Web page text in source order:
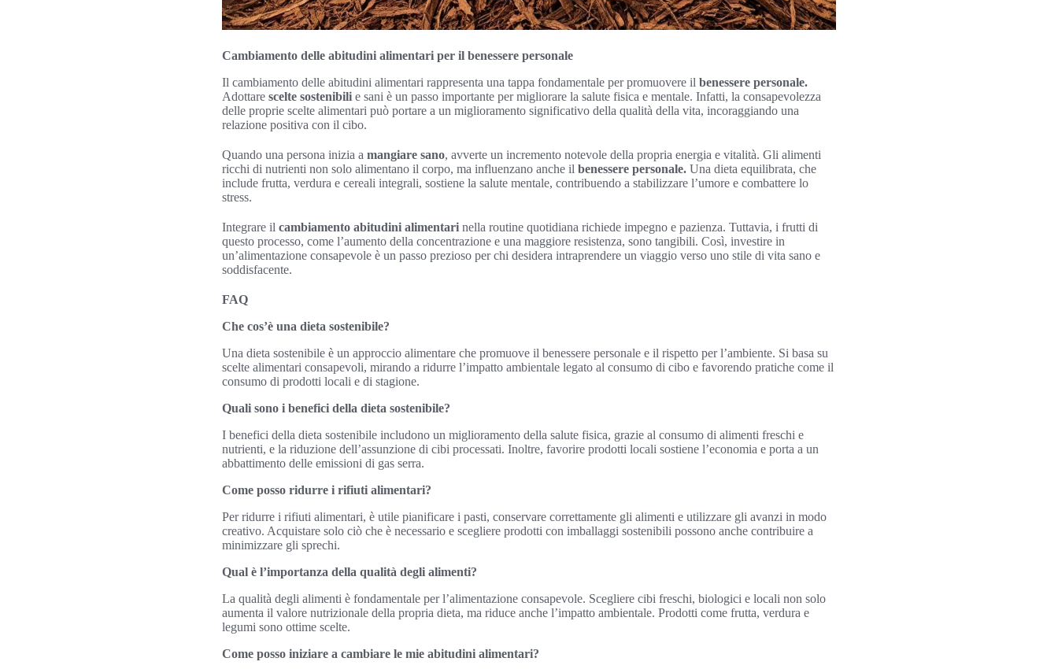
Cambiamento delle abitudini alimentari per il benessere personale
Il cambiamento delle abitudini alimentari rappresenta una tappa fondamentale per promuovere il benessere personale.
Adottare scelte sostenibili e sani è un passo importante per migliorare la salute fisica e mentale. Infatti, la consapevolezza
delle proprie scelte alimentari può portare a un miglioramento significativo della qualità della vita, incoraggiando una
relazione positiva con il cibo.
Quando una persona inizia a mangiare sano, avverte un incremento notevole della propria energia e vitalità. Gli alimenti
ricchi di nutrienti non solo alimentano il corpo, ma influenzano anche il benessere personale. Una dieta equilibrata, che
include frutta, verdura e cereali integrali, sostiene la salute mentale, contribuendo a stabilizzare l’umore e combattere lo
stress.
Integrare il cambiamento abitudini alimentari nella routine quotidiana richiede impegno e pazienza. Tuttavia, i frutti di
questo processo, come l’aumento della concentrazione e una maggiore resistenza, sono tangibili. Così, investire in
un’alimentazione consapevole è un passo prezioso per chi desidera intraprendere un viaggio verso uno stile di vita sano e
soddisfacente.
FAQ
Che cos’è una dieta sostenibile?
Una dieta sostenibile è un approccio alimentare che promuove il benessere personale e il rispetto per l’ambiente. Si basa su
scelte alimentari consapevoli, mirando a ridurre l’impatto ambientale legato al consumo di cibo e favorendo pratiche come il
consumo di prodotti locali e di stagione.
Quali sono i benefici della dieta sostenibile?
I benefici della dieta sostenibile includono un miglioramento della salute fisica, grazie al consumo di alimenti freschi e
nutrienti, e la riduzione dell’assunzione di cibi processati. Inoltre, favorire prodotti locali sostiene l’economia e porta a un
abbattimento delle emissioni di gas serra.
Come posso ridurre i rifiuti alimentari?
Per ridurre i rifiuti alimentari, è utile pianificare i pasti, conservare correttamente gli alimenti e utilizzare gli avanzi in modo
creativo. Acquistare solo ciò che è necessario e scegliere prodotti con imballaggi sostenibili possono anche contribuire a
minimizzare gli sprechi.
Qual è l’importanza della qualità degli alimenti?
La qualità degli alimenti è fondamentale per l’alimentazione consapevole. Scegliere cibi freschi, biologici e locali non solo
aumenta il valore nutrizionale della propria dieta, ma riduce anche l’impatto ambientale. Prodotti come frutta, verdura e
legumi sono ottime scelte.
Come posso iniziare a cambiare le mie abitudini alimentari?